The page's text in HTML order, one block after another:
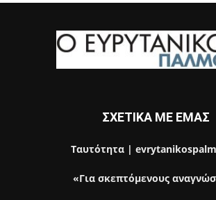
ΣΧΕΤΙΚΑ ΜΕ ΕΜΑΣ
Ταυτότητα |
«Για σκεπτόμενους